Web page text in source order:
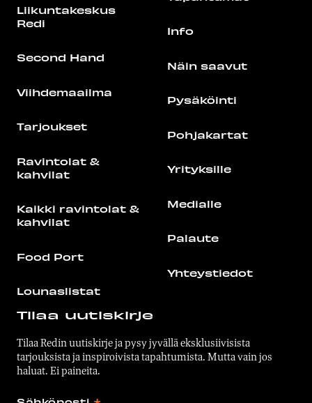
Liikuntakeskus
Redi
Second Hand
Viihdemaailma
Tarjoukset
Ravintolat &
kahvilat
Kaikki ravintolat &
kahvilat
Food Port
Lounaslistat
Info
Näin saavut
Pysäköinti
Pohjakartat
Yrityksille
Medialle
Palaute
Yhteystiedot
Tilaa uutiskirje
Tilaa Redin uutiskirje ja pysy jyvällä eksklusiivisista
tarjouksista ja inspiroivista tapahtumista. Mutta vain jos
haluat. Ei paineita.